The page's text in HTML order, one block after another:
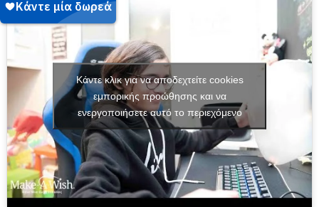
Κάντε κλικ για να αποδεχτείτε cookies
εμπορικής προώθησης και να
ενεργοποιήσετε αυτό το περιεχόμενο